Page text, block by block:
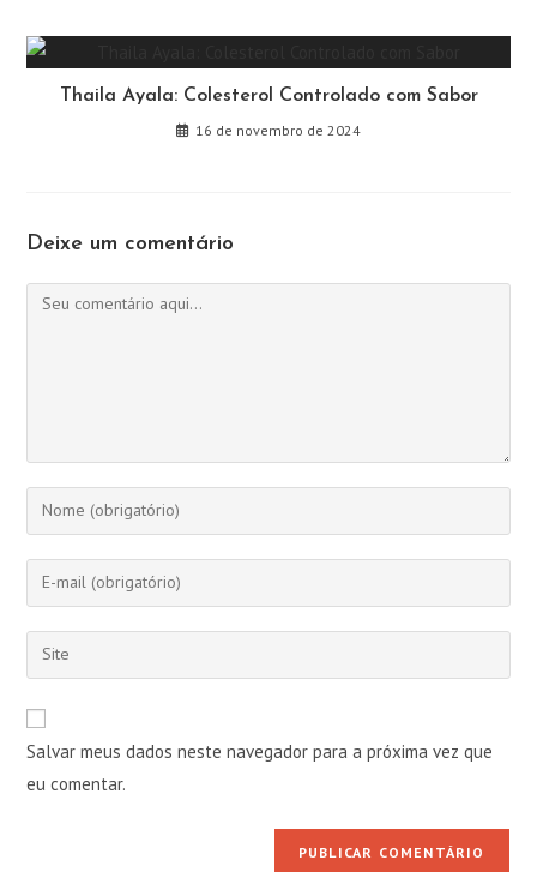
Thaila Ayala: Colesterol Controlado com Sabor
16 de novembro de 2024
Deixe um comentário
Comentário
Digite
seu
nome
ou
de
usuário
para
comentar
Digite
seu
endereço
de
mail
para
comentar
Digite
o
URL
do
seu
site
Salvar meus dados neste navegador para a próxima vez que
eu comentar.